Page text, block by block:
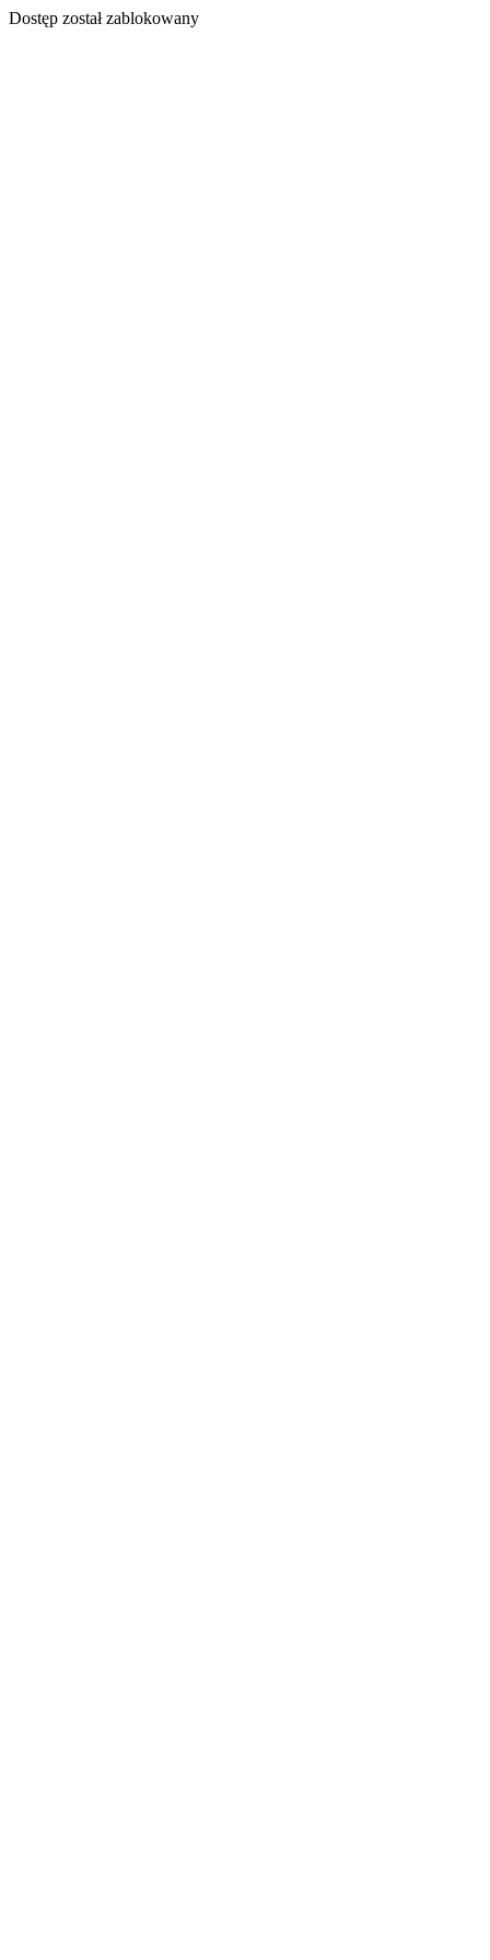
Dostęp został zablokowany